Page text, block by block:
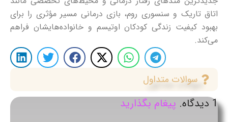
اتاق تاریک و سنسوری روم، بازی درمانی مسیر مؤثری را برای
بهبود کیفیت زندگی کودکان اوتیسم و خانواده‌هایشان فراهم
می‌کند.
سوالات متداول
1 دیدگاه. پیغام بگذارید